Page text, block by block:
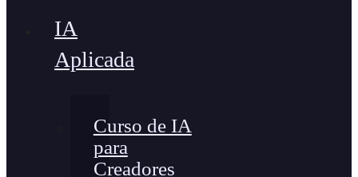
IA
Aplicada
Curso de IA
para
Creadores